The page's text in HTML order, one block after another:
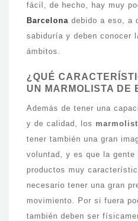
fácil, de hecho, hay muy
Barcelona debido a eso, a
sabiduría y deben conocer
ámbitos.
¿QUÉ
UN MARMOLISTA DE
Además de tener una
y de calidad, los
tener también una gran
voluntad, y es que la gente
productos muy
necesario tener una gran
movimiento. Por si fuera
también deben ser